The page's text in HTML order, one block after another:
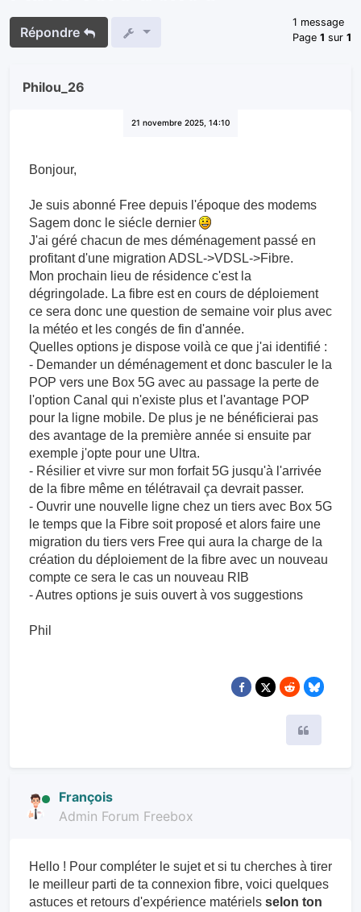
Répondre
1 message
Page1 sur1
Philou_26
21 novembre 2025, 14:10
Bonjour,
Je suis abonné Free depuis l'époque des modems
Sagem donc le siécle dernier
J'ai géré chacun de mes déménagement passé en
profitant d'une migration ADSL->VDSL->Fibre.
Mon prochain lieu de résidence c'est la
dégringolade. La fibre est en cours de déploiement
ce sera donc une question de semaine voir plus avec
la météo et les congés de fin d'année.
Quelles options je dispose voilà ce que j'ai identifié :
- Demander un déménagement et donc basculer le la
POP vers une Box 5G avec au passage la perte de
l'option Canal qui n'existe plus et l'avantage POP
pour la ligne mobile. De plus je ne bénéficierai pas
des avantage de la première année si ensuite par
exemple j'opte pour une Ultra.
- Résilier et vivre sur mon forfait 5G jusqu'à l'arrivée
de la fibre même en télétravail ça devrait passer.
- Ouvrir une nouvelle ligne chez un tiers avec Box 5G
le temps que la Fibre soit proposé et alors faire une
migration du tiers vers Free qui aura la charge de la
création du déploiement de la fibre avec un nouveau
compte ce sera le cas un nouveau RIB
- Autres options je suis ouvert à vos suggestions
Phil
François
Admin Forum Freebox
Hello ! Pour compléter le sujet et si tu cherches à tirer
le meilleur parti de ta connexion fibre, voici quelques
astuces et retours d'expérience matériels selon ton